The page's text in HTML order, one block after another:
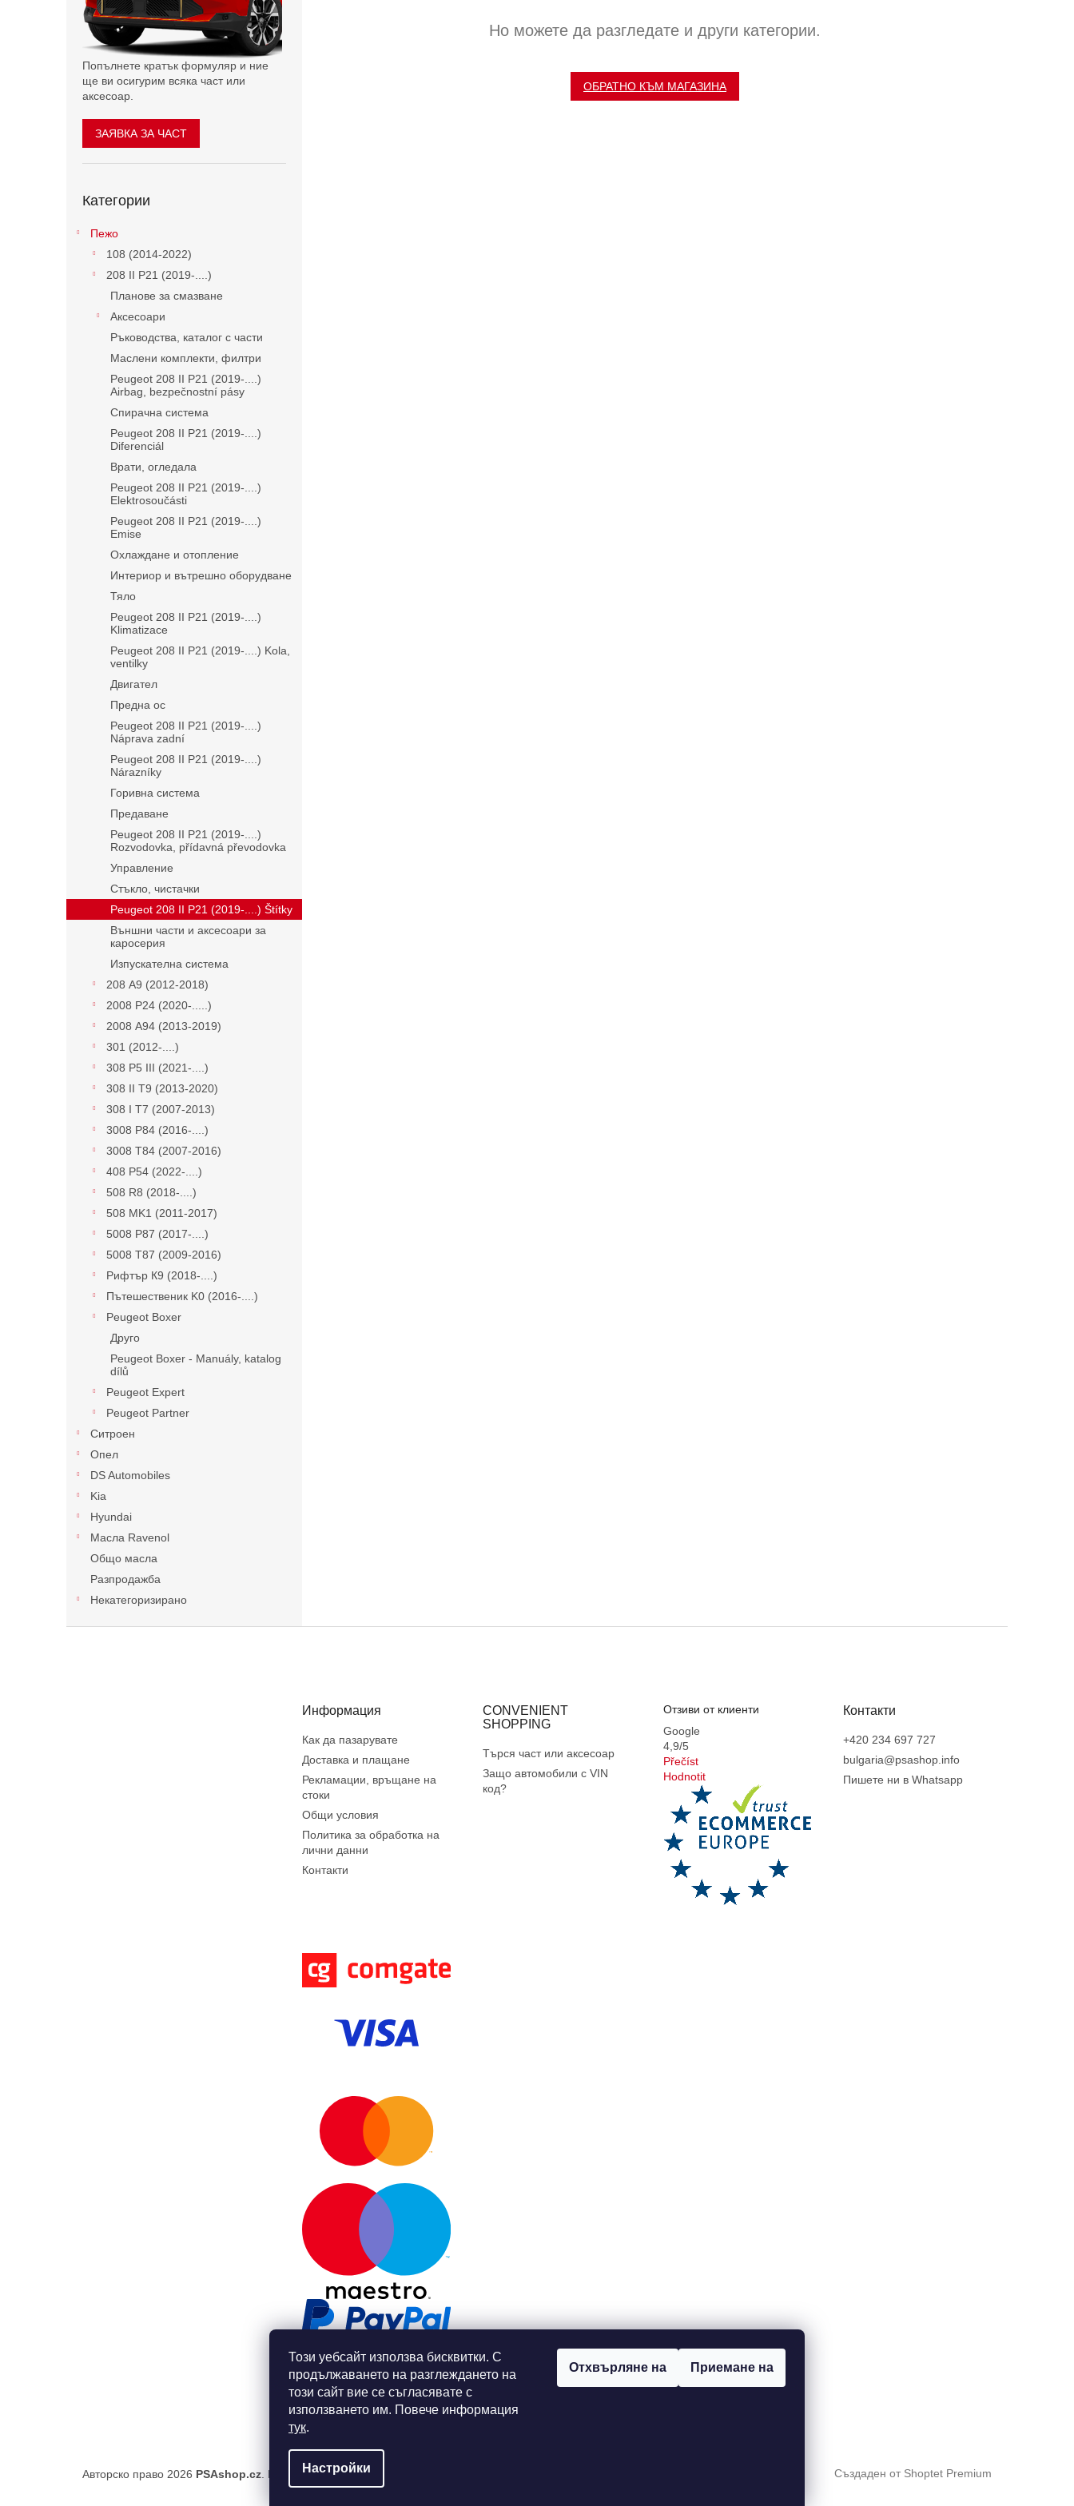
Този уебсайт използва бисквитки. С
продължаването на разглеждането на
този сайт вие се съгласявате с
използването им. Повече информация
тук.
Настройки
Отхвърляне на Приемане на
Попълнете кратък формуляр и ние
ще ви осигурим всяка част или
аксесоар.
ЗАЯВКА ЗА ЧАСТ
на
Категории
Пежо
108 (2014-2022)
208 II P21 (2019-....)
Планове за смазване
Аксесоари
Ръководства, каталог с части
Маслени комплекти, филтри
Peugeot 208 II P21 (2019-....)
Airbag, bezpečnostní pásy
Спирачна система
Peugeot 208 II P21 (2019-....)
Diferenciál
Врати, огледала
Peugeot 208 II P21 (2019-....)
Elektrosoučásti
Peugeot 208 II P21 (2019-....)
Emise
Охлаждане и отопление
Интериор и вътрешно оборудване
Тяло
Peugeot 208 II P21 (2019-....)
Klimatizace
Peugeot 208 II P21 (2019-....) Kola,
ventilky
Двигател
Предна ос
Peugeot 208 II P21 (2019-....)
Náprava zadní
Peugeot 208 II P21 (2019-....)
Nárazníky
Горивна система
Предаване
Peugeot 208 II P21 (2019-....)
Rozvodovka, přídavná převodovka
Управление
Стъкло, чистачки
Peugeot 208 II P21 (2019-....) Štítky
Външни части и аксесоари за
каросерия
Изпускателна система
208 А9 (2012-2018)
2008 P24 (2020-.....)
2008 А94 (2013-2019)
301 (2012-....)
308 P5 III (2021-....)
308 II T9 (2013-2020)
308 I T7 (2007-2013)
3008 P84 (2016-....)
3008 Т84 (2007-2016)
408 P54 (2022-....)
508 R8 (2018-....)
508 MK1 (2011-2017)
5008 P87 (2017-....)
5008 Т87 (2009-2016)
Рифтър К9 (2018-....)
Пътешественик K0 (2016-....)
Peugeot Boxer
Друго
Peugeot Boxer - Manuály, katalog
dílů
Peugeot Expert
Peugeot Partner
Ситроен
Опел
DS Automobiles
Kia
Hyundai
Масла Ravenol
Общо масла
Разпродажба
Некатегоризирано
Но можете да разгледате и други категории.
ОБРАТНО КЪМ МАГАЗИНА
Информация
Как да пазарувате
Доставка и плащане
Рекламации, връщане на
стоки
Общи условия
Политика за обработка на
лични данни
Контакти
CONVENIENT
SHOPPING
Търся част или аксесоар
Защо автомобили с VIN
код?
Отзиви от клиенти
Google
4,9/5
Přečíst
Hodnotit
Контакти
+420 234 697 727
bulgaria@psashop.info
Пишете ни в Whatsapp
Създаден от Shoptet Premium
Авторско право 2026 PSAshop.cz . Всички права запазени.